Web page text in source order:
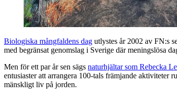
Biologiska mångfaldens dag utlystes år 2002 av FN:s
med begränsat genomslag i Sverige där meningslösa
Men för ett par år sen sägs naturhjältar som Rebecka
entusiaster att arrangera 100-tals främjande
mänskligt liv på jorden.